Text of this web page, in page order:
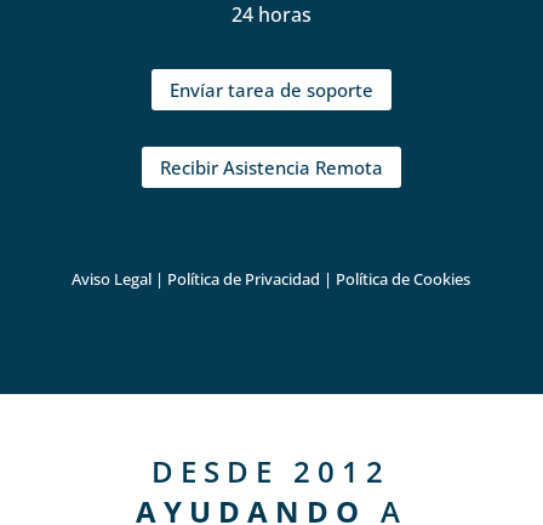
24 horas
Envíar tarea de soporte
Recibir Asistencia Remota
Aviso Legal | Política de Privacidad | Política de Cookies
DESDE 2012
AYUDANDO A